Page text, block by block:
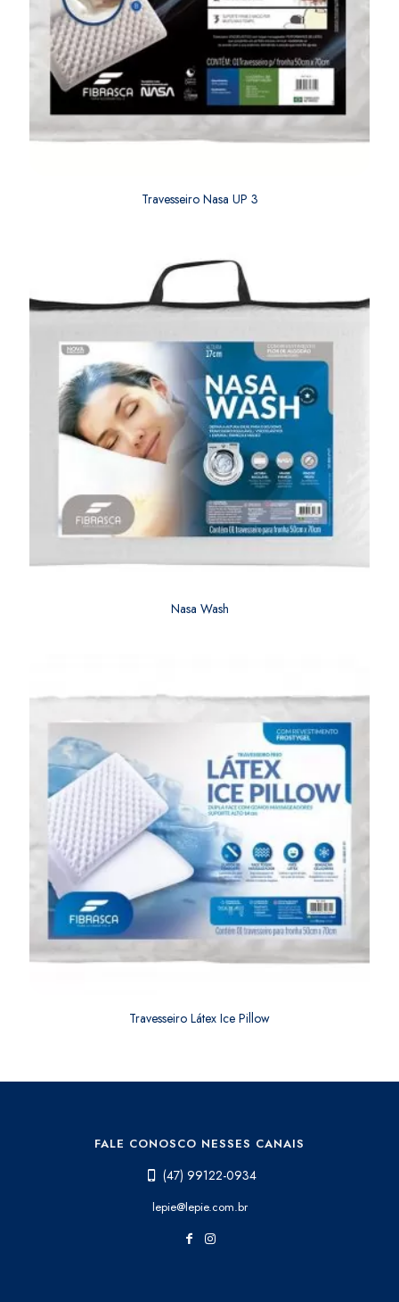
Travesseiro Nasa UP 3
Nasa Wash
Travesseiro Látex Ice Pillow
FALE CONOSCO NESSES CANAIS
(47) 99122-0934
lepie@lepie.com.br